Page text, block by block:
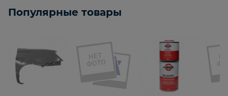
Популярные товары